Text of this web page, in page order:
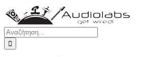
Αναζήτηση
για: